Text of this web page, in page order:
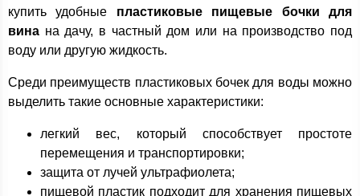
купить удобные пластиковые пищевые бочки для
вина на дачу, в частный дом или на производство под
воду или другую жидкость.
Среди преимуществ пластиковых бочек для воды можно
выделить такие основные характеристики:
легкий вес, который способствует простоте
перемещения и транспортировки;
защита от лучей ультрафиолета;
пищевой пластик подходит для хранения пищевых